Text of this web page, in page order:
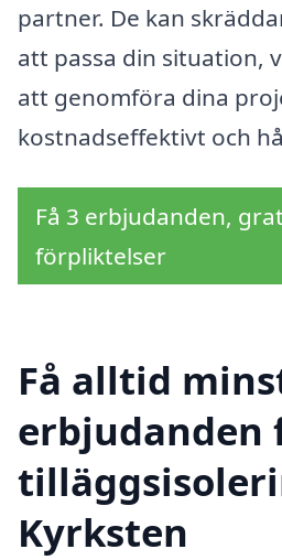
partner. De kan
att passa din situation,
att genomföra dina
kostnadseffektivt och
Få 3 erbjudanden,
förpliktelser
Få alltid
erbjudanden
Kyrksten